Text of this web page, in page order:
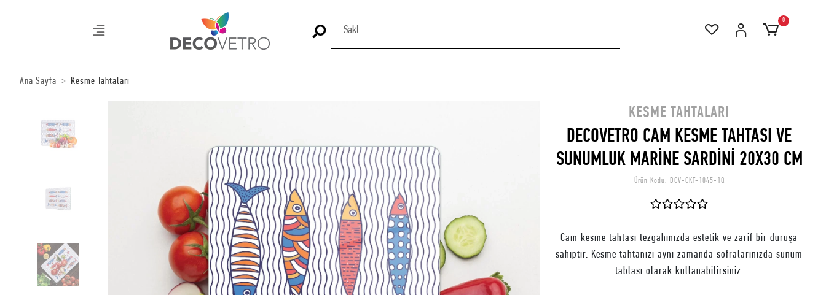
0
Ana Sayfa Kesme Tahtaları
KESME TAHTALARI
DECOVETRO CAM KESME TAHTASI VE
SUNUMLUK MARİNE SARDİNİ 20X30 CM
Ürün Kodu: DCV-CKT-1045-1Q
Cam kesme tahtası tezgahınızda estetik ve zarif bir duruşa
sahiptir. Kesme tahtanızı aynı zamanda sofralarınızda sunum
tablası olarak kullanabilirsiniz.